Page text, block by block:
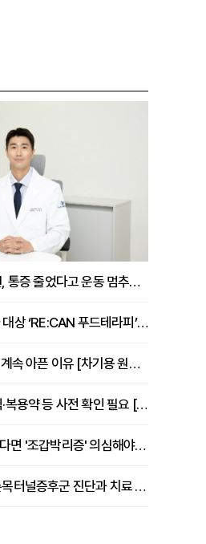
팔 들기 어려운 오십견, 통증 줄었다고 운동 멈추면 안 되는 이유 [이병욱 원장 칼럼]
리엔에이치, 암경험자 대상 ‘RE:CAN 푸드테라피’ 운영
허리 MRI는 정상인데 계속 아픈 이유 [차기용 원장 칼럼]
휴가철 건강검진, 금식·복용약 등 사전 확인 필요 [정도감 원장 칼럼]
손발톱 들뜨고 벗겨진다면 '조갑박리증' 의심해야 [김철윤 원장 칼럼]
손 저림 반복된다면 손목터널증후군 진단과 치료 시기 살펴야 [김동현 원장 칼럼]